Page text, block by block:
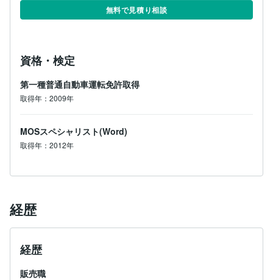
無料で見積り相談
資格・検定
第一種普通自動車運転免許取得
取得年：2009年
MOSスペシャリスト(Word)
取得年：2012年
経歴
経歴
販売職